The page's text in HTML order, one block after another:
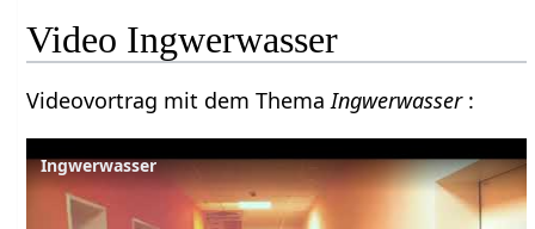
Video Ingwerwasser
Videovortrag mit dem ThemaIngwerwasser :
Ingwerwasser